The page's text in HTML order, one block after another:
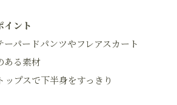
イント
ーパードパンツやフレアスカート
ある素材
ップスで下半身をすっきり